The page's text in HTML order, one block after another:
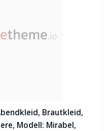
Brautkleid,
Modell: Mirabel,